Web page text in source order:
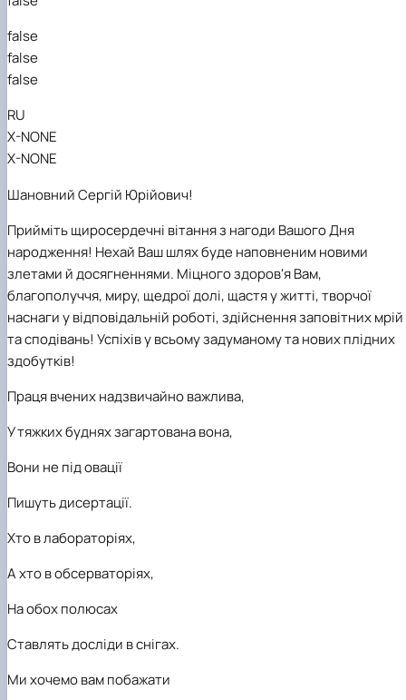
false
false
false
RU
X-NONE
X-NONE
Шановний Сергій Юрійович!
Прийміть щиросердечні вітання з нагоди Вашого Дня
народження! Нехай Ваш шлях буде наповненим новими
злетами й досягненнями. Міцного здоров'я Вам,
благополуччя, миру, щедрої долі, щастя у житті, творчої
наснаги у відповідальній роботі, здійснення заповітних мрій
та сподівань! Успіхів у всьому задуманому та нових плідних
здобутків!
Праця вчених надзвичайно важлива,
У тяжких буднях загартована вона,
Вони не під овації
Пишуть дисертації.
Хто в лабораторіях,
А хто в обсерваторіях,
На обох полюсах
Ставлять досліди в снігах.
Ми хочемо вам побажати